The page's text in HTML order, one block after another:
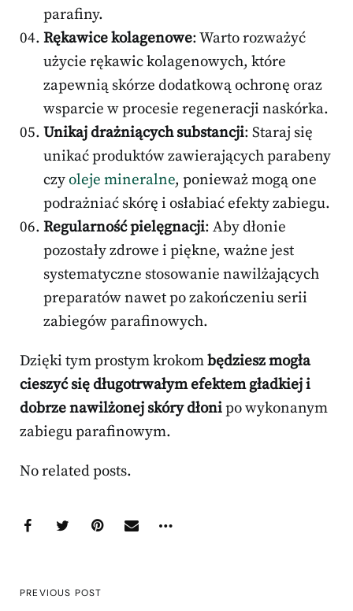
parafiny.
Rękawice kolagenowe: Warto rozważyć
użycie rękawic kolagenowych, które
zapewnią skórze dodatkową ochronę oraz
wsparcie w procesie regeneracji naskórka.
Unikaj drażniących substancji: Staraj się
unikać produktów zawierających parabeny
czyoleje mineralne, ponieważ mogą one
podrażniać skórę i osłabiać efekty zabiegu.
Regularność pielęgnacji: Aby dłonie
pozostały zdrowe i piękne, ważne jest
systematyczne stosowanie nawilżających
preparatów nawet po zakończeniu serii
zabiegów parafinowych.
Dzięki tym prostym krokombędziesz mogła
cieszyć się długotrwałym efektem gładkiej i
dobrze nawilżonej skóry dłonipo wykonanym
zabiegu parafinowym.
No related posts.
PREVIOUS POST